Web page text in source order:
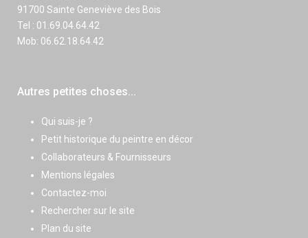
91700 Sainte Geneviève des Bois
Tel : 01.69.04.64.42
Mob: 06.62.18.64.42
Autres petites choses...
Qui suis-je ?
Petit historique du peintre en décor
Collaborateurs & Fournisseurs
Mentions légales
Contactez-moi
Rechercher sur le site
Plan du site